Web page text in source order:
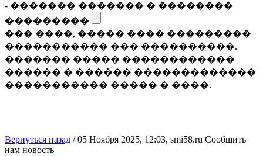
- ������� ������� � ��������
���������
��� ����, ����� ���� ���������
����������� ��� ����������.
������� ����� ������������
������ � ������ �������������
����������� ����� � ����.
Вернуться назад /05 Ноября 2025, 12:03, smi58.ru Сообщить
нам новость